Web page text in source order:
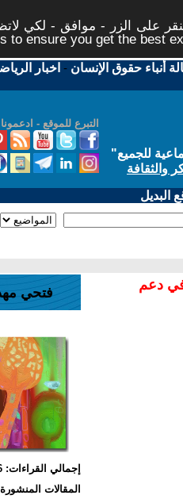
على الزر - موافق - لكي
to ensure you get the best
أنباء حقوق الإنسان - اخبار
التبرع للموقع - ادعمونا
للجميع"
والثقافة
البديل
في دعم
فتحي
إجمالي القراءات: 588,366
المقالات المنشورة: